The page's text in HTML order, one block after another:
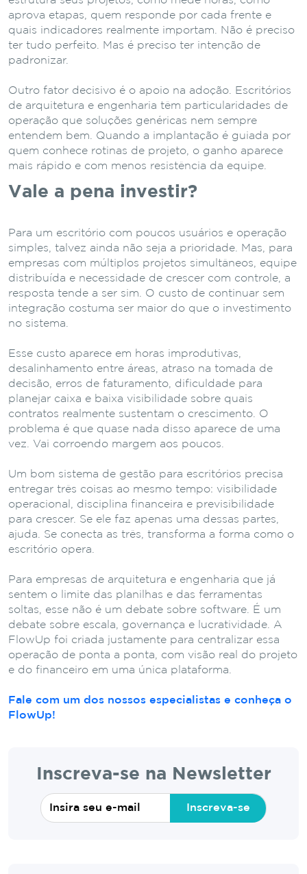
aprova etapas, quem responde por cada frente e
quais indicadores realmente importam. Não é preciso
ter tudo perfeito. Mas é preciso ter intenção de
padronizar.
Outro fator decisivo é o apoio na adoção. Escritórios
de arquitetura e engenharia têm particularidades de
operação que soluções genéricas nem sempre
entendem bem. Quando a implantação é guiada por
quem conhece rotinas de projeto, o ganho aparece
mais rápido e com menos resistência da equipe.
Vale a pena investir?
Para um escritório com poucos usuários e operação
simples, talvez ainda não seja a prioridade. Mas, para
empresas com múltiplos projetos simultâneos, equipe
distribuída e necessidade de crescer com controle, a
resposta tende a ser sim. O custo de continuar sem
integração costuma ser maior do que o investimento
no sistema.
Esse custo aparece em horas improdutivas,
desalinhamento entre áreas, atraso na tomada de
decisão, erros de faturamento, dificuldade para
planejar caixa e baixa visibilidade sobre quais
contratos realmente sustentam o crescimento. O
problema é que quase nada disso aparece de uma
vez. Vai corroendo margem aos poucos.
Um bom sistema de gestão para escritórios precisa
entregar três coisas ao mesmo tempo: visibilidade
operacional, disciplina financeira e previsibilidade
para crescer. Se ele faz apenas uma dessas partes,
ajuda. Se conecta as três, transforma a forma como o
escritório opera.
Para empresas de arquitetura e engenharia que já
sentem o limite das planilhas e das ferramentas
soltas, esse não é um debate sobre software. É um
debate sobre escala, governança e lucratividade. A
FlowUp foi criada justamente para centralizar essa
operação de ponta a ponta, com visão real do projeto
e do financeiro em uma única plataforma.
Fale com um dos nossos especialistas e conheça o
FlowUp!
Inscreva-se na Newsletter
Inscreva-se